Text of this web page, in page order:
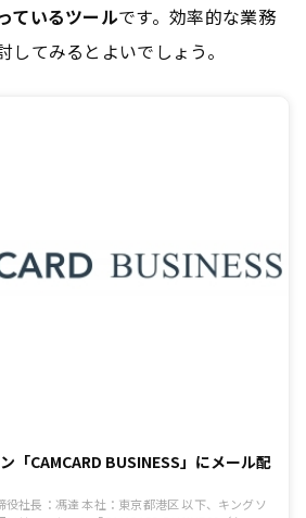
ているツールです。効率的な業務
てみるとよいでしょう。
「CAMCARD BUSINESS」にメール配
社長：馮達 本社：東京都港区 以下、キングソ